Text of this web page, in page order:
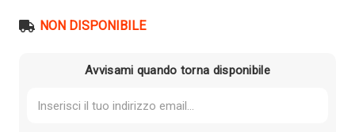
era:
NON DISPONIBILE
Avvisami quando torna disponibile